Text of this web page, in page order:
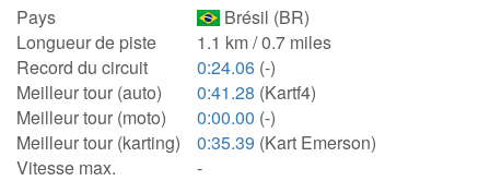
Pays
Brésil (BR)
Longueur de piste
1.1 km / 0.7 miles
Record du circuit
0:24.06 (-)
Meilleur tour (auto)
0:41.28 (Kartf4)
Meilleur tour (moto)
0:00.00 (-)
Meilleur tour (karting)
0:35.39 (Kart Emerson)
Vitesse max.
-